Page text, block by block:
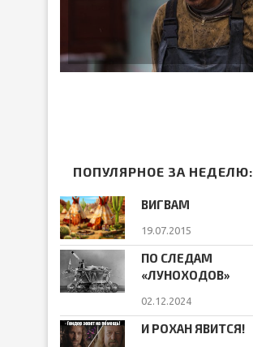
ПОПУЛЯРНОЕ ЗА НЕДЕЛЮ:
ВИГВАМ
19.07.2015
ПО СЛЕДАМ
«ЛУНОХОДОВ»
02.12.2024
И РОХАН ЯВИТСЯ!